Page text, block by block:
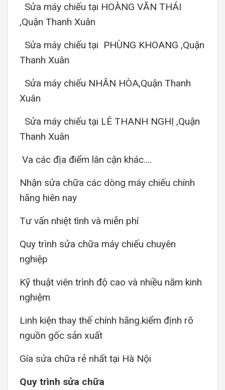
Sửa máy chiếu tại HOÀNG VĂN THÁI
,Quận Thanh Xuân
Sửa máy chiếu tại PHÙNG KHOANG ,Quận
Thanh Xuân
Sửa máy chiếu NHÂN HÒA,Quận Thanh
Xuân
Sửa máy chiếu tại LÊ THANH NGHỊ ,Quận
Thanh Xuân
Va các địa điểm lân cận khác….
Nhận sửa chữa các dòng máy chiếu chính
hãng hiên nay
Tư vấn nhiệt tình và miễn phí
Quy trình sửa chữa máy chiếu chuyên
nghiệp
Kỹ thuật viên trình độ cao và nhiều năm kinh
nghiệm
Linh kiện thay thế chính hãng.kiểm định rõ
nguồn gốc sản xuất
Gía sửa chữa rẻ nhất tại Hà Nội
Quy trình sửa chữa